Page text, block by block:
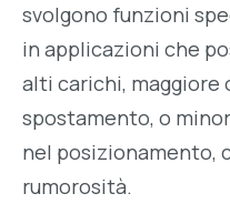
svolgono funzioni
in applicazioni che
alti carichi, maggiore
spostamento, o
nel posizionamento,
rumorosità.